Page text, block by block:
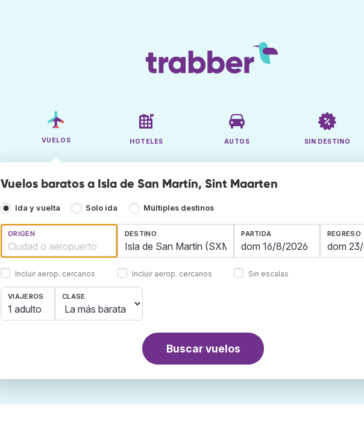
VUELOS HOTELES AUTOS SIN DESTINO
Vuelos baratos a Isla de San Martín, Sint Maarten
Ida y vuelta Solo ida Múltiples destinos
ORIGEN
Incluir aerop. cercanos
DESTINO
Incluir aerop. cercanos
PARTIDA REGRESO
Sin escalas
VIAJEROS
1 adulto
CLASE
Buscar vuelos